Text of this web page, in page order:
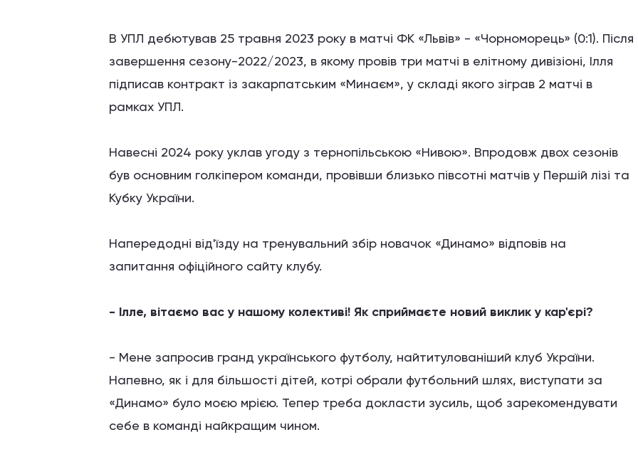
В УПЛ дебютував 25 травня 2023 року в матчі ФК «Львів» - «Чорноморець» (0:1). Після
завершення сезону-2022/2023, в якому провів три матчі в елітному дивізіоні, Ілля
підписав контракт із закарпатським «Минаєм», у складі якого зіграв 2 матчі в
рамках УПЛ.
Навесні 2024 року уклав угоду з тернопільською «Нивою». Впродовж двох сезонів
був основним голкіпером команди, провівши близько півсотні матчів у Першій лізі та
Кубку України.
Напередодні від'їзду на тренувальний збір новачок «Динамо» відповів на
запитання офіційного сайту клубу.
- Ілле, вітаємо вас у нашому колективі! Як сприймаєте новий виклик у кар'єрі?
- Мене запросив гранд українського футболу, найтитулованіший клуб України.
Напевно, як і для більшості дітей, котрі обрали футбольний шлях, виступати за
«Динамо» було моєю мрією. Тепер треба докласти зусиль, щоб зарекомендувати
себе в команді найкращим чином.